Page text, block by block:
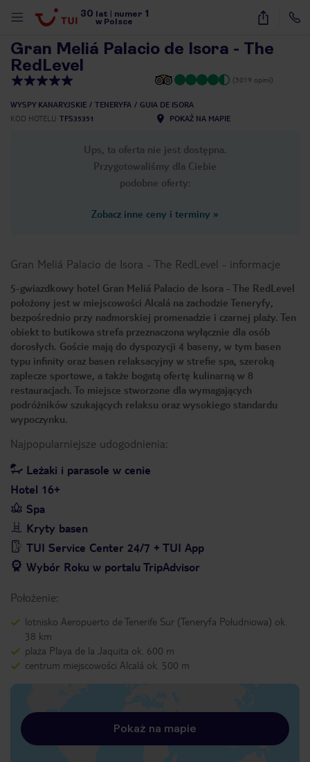
30 lat numer 1
w Polsce
34
Gran Meliá Palacio de Isora - The
RedLevel
(3019 opinii)
WYSPY KANARYJSKIE TENERYFA
GUIA DE ISORA
KOD HOTELU TFS35351 POKAŻ NA MAPIE
Ups, ta oferta nie jest dostępna.
Przygotowaliśmy dla Ciebie
podobne oferty:
Zobacz inne ceny i terminy »
Gran Meliá Palacio de Isora - The RedLevel - informacje
5-gwiazdkowy hotel Gran Meliá Palacio de Isora - The RedLevel
położony jest w miejscowości Alcalá na zachodzie Teneryfy,
bezpośrednio przy nadmorskiej promenadzie i czarnej plaży. Ten
obiekt to butikowa strefa przeznaczona wyłącznie dla osób
dorosłych. Goście mają do dyspozycji 4 baseny, w tym basen
typu infinity oraz basen relaksacyjny w strefie spa, szeroką
zaplecze sportowe, a także bogatą ofertę kulinarną w 8
restauracjach. To miejsce stworzone dla wymagających
podróżników szukających relaksu oraz wysokiego standardu
wypoczynku.
Najpopularniejsze udogodnienia:
Leżaki i parasole w cenie
Hotel 16+
Spa
Kryty basen
TUI Service Center 24/7 + TUI App
Wybór Roku w portalu TripAdvisor
Położenie:
lotnisko Aeropuerto de Tenerife Sur (Teneryfa Południowa) ok.
38 km
plaża Playa de la Jaquita ok. 600 m
centrum miejscowości Alcalá ok. 500 m
Pokaż na mapie